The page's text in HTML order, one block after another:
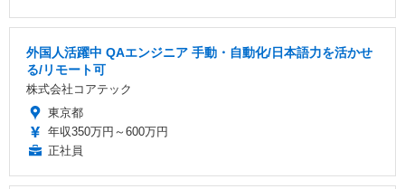
外国人活躍中 QAエンジニア 手動・自動化/日本語力を活かせ
る/リモート可
株式会社コアテック
東京都
年収350万円～600万円
正社員